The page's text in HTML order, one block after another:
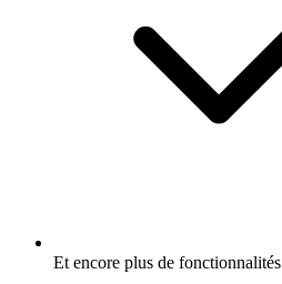
Et encore plus de fonctionnalités